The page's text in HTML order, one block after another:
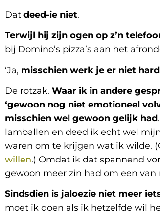
Dat deed-ie niet.
Terwijl hij zijn ogen op z’n
bij Domino’s pizza’s aan het
‘Ja, misschien werk je er niet
De rotzak. Waar ik in andere
‘gewoon nog niet emotioneel
misschien wel gewoon gelijk had
lamballen en deed ik echt wel
waren om te krijgen wat ik wilde.
willen.) Omdat ik dat spannend
gewoon meer zin had om een van
Sindsdien is jaloezie niet meer
moet ik doen als ik hetzelfde wil